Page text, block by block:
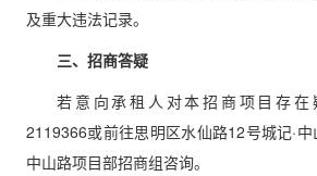
及重大违法记录。
三、招商答疑
若意向承租人对本招商项目存在
2119366或前往思明区水仙路12号城记·
中山路项目部招商组咨询。